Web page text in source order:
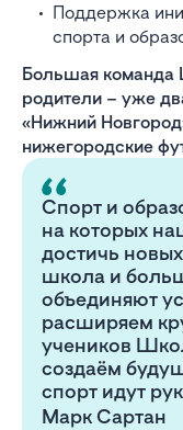
Поддержка
спорта и
Большая команда
родители – уже
«Нижний
нижегородские
Спорт и
на которых
достичь
школа и
объединяют
расширяем
учеников
создаём
спорт идут
Марк Сартан